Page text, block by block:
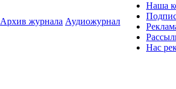
Архив журнала Аудиожурнал
Наша
Нас